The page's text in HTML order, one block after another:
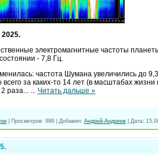
электромагнитные частоты
- 7,8 Гц.
частота Шумана увеличились до
всего за каких-то 14 лет (в масштабах
раза...
Читать дальше »
Просмотров: 999 Добавил: Андрей-Андреев Дата: